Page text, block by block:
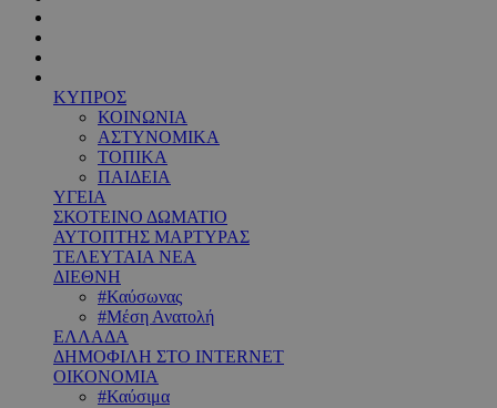
ΚΥΠΡΟΣ
ΚΟΙΝΩΝΙΑ
ΑΣΤΥΝΟΜΙΚΑ
ΤΟΠΙΚΑ
ΠΑΙΔΕΙΑ
ΥΓΕΙΑ
ΣΚΟΤΕΙΝΟ ΔΩΜΑΤΙΟ
ΑΥΤΟΠΤΗΣ ΜΑΡΤΥΡΑΣ
ΤΕΛΕΥΤΑΙΑ ΝΕΑ
ΔΙΕΘΝΗ
#Καύσωνας
#Μέση Ανατολή
ΕΛΛΑΔΑ
ΔΗΜΟΦΙΛΗ ΣΤΟ INTERNET
ΟΙΚΟΝΟΜΙΑ
#Καύσιμα